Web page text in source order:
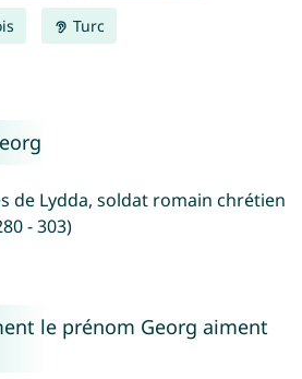
Turc
de Lydda, soldat romain chrétien
- 303)
le prénom Georg aiment